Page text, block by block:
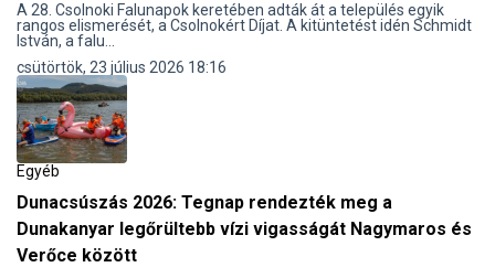
A 28. Csolnoki Falunapok keretében adták át a település egyik
rangos elismerését, a Csolnokért Díjat. A kitüntetést idén Schmidt
István, a falu...
csütörtök, 23 július 2026 18:16
Egyéb
Dunacsúszás 2026: Tegnap rendezték meg a
Dunakanyar legőrültebb vízi vigasságát Nagymaros és
Verőce között